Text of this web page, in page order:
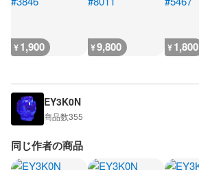
¥1,900 ¥9,800 ¥1,800
EY3K0N
商品数355
同じ作者の商品